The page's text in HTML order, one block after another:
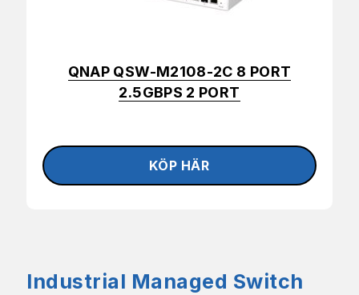
QNAP QSW-M2108-2C 8 PORT
2.5GBPS 2 PORT
Industrial Managed Switch